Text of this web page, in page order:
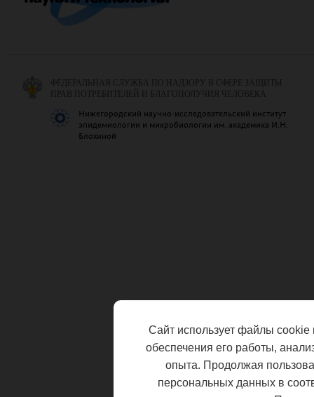
ФЕДЕРАЛЬНАЯ СЛУЖБА ПО НАДЗОРУ В СФЕРЕ ЗАЩИТЫ
ПРАВ ПОТРЕБИТЕЛЕЙ И БЛАГОПОЛУЧИЯ ЧЕЛОВЕКА
Нижегородский научно-исследовательский институт
эпидемиологии и микробиологии им. академика И.Н.
Блохиной
Сайт использует файлы cookie
обеспечения его работы,
опыта. Продолжая
персональных данных в